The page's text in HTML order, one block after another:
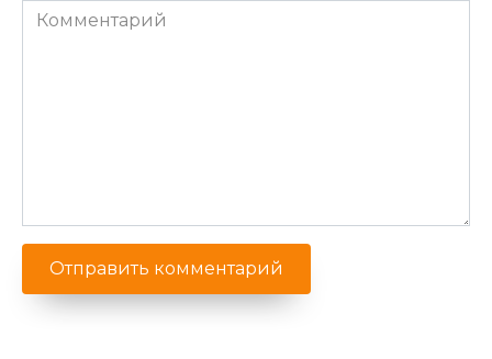
Комментарий